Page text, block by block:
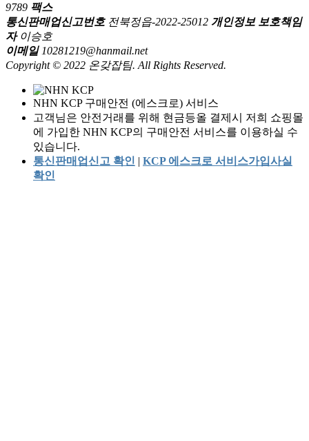
9789 팩스
통신판매업신고번호전북정읍-2022-25012 개인정보 보호책임
자이승호
이메일10281219@hanmail.net
Copyright © 2022 온갖잡팀. All Rights Reserved.
NHN KCP 구매안전 (에스크로) 서비스
고객님은 안전거래를 위해 현금등올 결제시 저희 쇼핑몰
에 가입한 NHN KCP의 구매안전 서비스를 이용하실 수
있습니다.
통신판매업신고 확인 | KCP 에스크로 서비스가입사실
확인